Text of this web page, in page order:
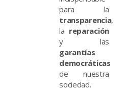
para la
transparencia,
la reparación
y las
garantías
democráticas
de nuestra
sociedad.